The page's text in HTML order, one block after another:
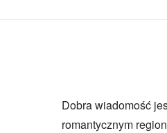
Dobra wiadomość
romantycznym